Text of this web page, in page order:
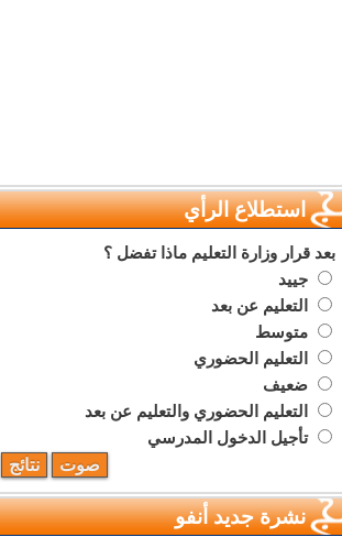
استطلاع الرأي
بعد قرار وزارة التعليم ماذا تفضل ؟
جييد
التعليم عن بعد
متوسط
التعليم الحضوري
ضعيف
التعليم الحضوري والتعليم عن بعد
تأجيل الدخول المدرسي
نشرة جديد أنفو